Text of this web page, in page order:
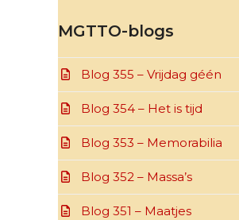
MGTTO-blogs
Blog 355 – Vrijdag géén
Blog 354 – Het is tijd
Blog 353 – Memorabilia
Blog 352 – Massa’s
Blog 351 – Maatjes